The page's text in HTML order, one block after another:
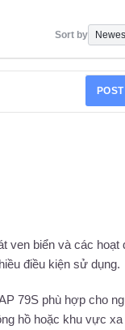
Sort by
POST
ven biển và các hoạt
điều kiện sử dụng.
79S phù hợp cho
hồ hoặc khu vực xa